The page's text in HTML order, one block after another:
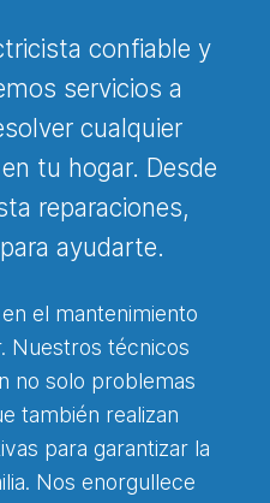
confiable y
servicios a
cualquier
tu hogar. Desde
reparaciones,
ayudarte.
el mantenimiento
Nuestros técnicos
no solo problemas
también realizan
para garantizar la
Nos enorgullece